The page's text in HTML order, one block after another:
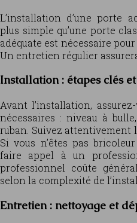
L’installation d’une porte
plus simple qu’une porte
adéquate est nécessaire
Un entretien régulier
Installation : étapes clés
Avant l’installation,
nécessaires : niveau à
ruban. Suivez attentivement
Si vous n’êtes pas
faire appel à un
professionnel coûte
selon la complexité de
Entretien : nettoyage et